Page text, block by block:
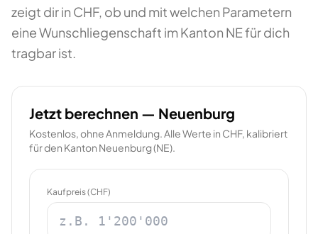
zeigt dir in CHF, ob und mit welchen Parametern
eine Wunschliegenschaft im Kanton NE für dich
tragbar ist.
Jetzt berechnen — Neuenburg
Kostenlos, ohne Anmeldung. Alle Werte in CHF, kalibriert
für den Kanton Neuenburg(NE).
Kaufpreis (CHF)